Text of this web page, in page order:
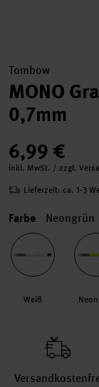
Tombow
MONO
0,7mm
6,99 €
inkl. MwSt. / zzgl.
Lieferzeit: ca. 1-3
Farbe Neongrün
Weiß